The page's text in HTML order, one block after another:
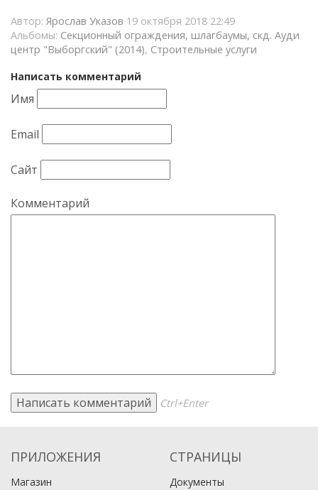
Автор: Ярослав Указов 19 октября 2018 22:49
Альбомы: Секционный ограждения, шлагбаумы, скд. Ауди
центр "Выборгский" (2014), Строительные услуги
Написать комментарий
Имя
Email
Сайт
Комментарий
Ctrl+Enter
ПРИЛОЖЕНИЯ
Магазин
СТРАНИЦЫ
Документы